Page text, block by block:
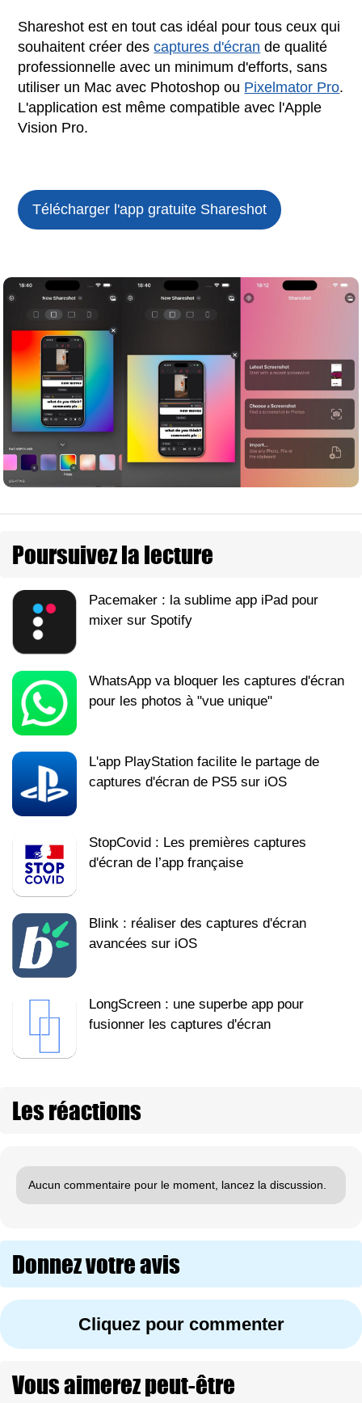
Shareshot est en tout cas idéal pour tous ceux qui
souhaitent créer descaptures d'écran de qualité
professionnelle avec un minimum d'efforts, sans
utiliser un Mac avec Photoshop ou Pixelmator Pro.
L'application est même compatible avec l'Apple
Vision Pro.
Télécharger l'app gratuite Shareshot
Poursuivez la lecture
Pacemaker : la sublime app iPad pour
mixer sur Spotify
WhatsApp va bloquer les captures d'écran
pour les photos à "vue unique"
L'app PlayStation facilite le partage de
captures d'écran de PS5 sur iOS
StopCovid : Les premières captures
d'écran de l’app française
Blink : réaliser des captures d'écran
avancées sur iOS
LongScreen : une superbe app pour
fusionner les captures d'écran
Les réactions
Aucun commentaire pour le moment, lancez la discussion.
Donnez votre avis
Cliquez pour commenter
Vous aimerez peut-être